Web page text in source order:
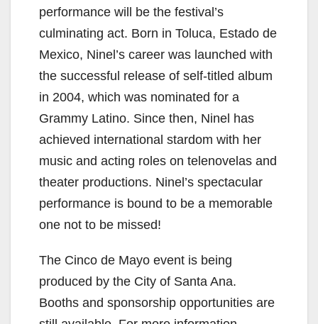
performance will be the festival’s
culminating act. Born in Toluca, Estado de
Mexico, Ninel’s career was launched with
the successful release of self-titled album
in 2004, which was nominated for a
Grammy Latino. Since then, Ninel has
achieved international stardom with her
music and acting roles on telenovelas and
theater productions. Ninel’s spectacular
performance is bound to be a memorable
one not to be missed!
The Cinco de Mayo event is being
produced by the City of Santa Ana.
Booths and sponsorship opportunities are